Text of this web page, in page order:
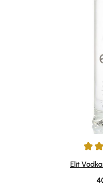
Durchschnittliche
Elit